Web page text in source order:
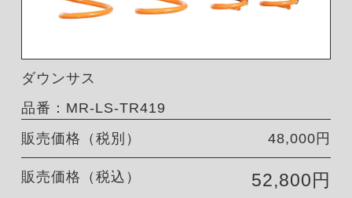
ダウンサス
品番：MR-LS-TR419
販売価格（税別）
48,000円
販売価格（税込） 52,800円